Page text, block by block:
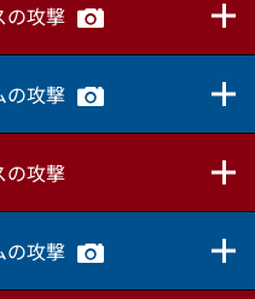
の攻撃
の攻撃
の攻撃
の攻撃